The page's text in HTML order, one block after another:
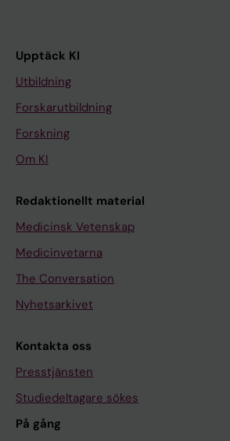
Upptäck KI
Utbildning
Forskarutbildning
Forskning
Om KI
Redaktionellt material
Medicinsk Vetenskap
Medicinvetarna
The Conversation
Nyhetsarkivet
Kontakta oss
Presstjänsten
Studiedeltagare sökes
På gång